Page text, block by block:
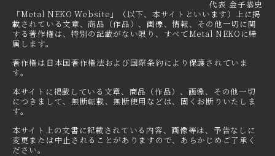
代表 金子恭史
「Metal NEKO Website」（以下、本サイトといいます）上に掲
載されている文章、商品（作品）、画像、情報、その他一切に関
する著作権は、特別の記載がない限り、すべてMetal NEKOに帰
属します。
著作権は日本国著作権法および国際条約により保護されていま
す。
本サイトに掲載している文章、商品（作品）、画像、その他一切
につきまして、無断転載、無断使用などは、固くお断りいたしま
す。
本サイト上の文書に記載されている内容、画像等は、予告なしに
変更または中止されることがありますので、あらかじめご了承く
ださい。